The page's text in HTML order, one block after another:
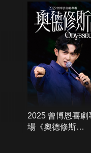
2025 曾博恩喜劇
場《奧德修斯